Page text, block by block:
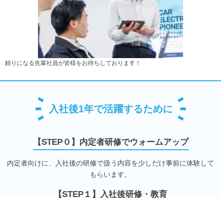
頼りになる先輩社員が皆様をお待ちしております！
入社後1年で活躍するために
【STEP０】内定者研修でウォームアップ
内定者向けに、入社後の研修で扱う内容を少しだけ事前に体験して
もらいます。
【STEP１】入社後研修・教育